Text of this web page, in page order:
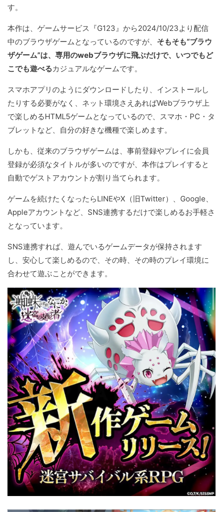
す。
本作は、ゲームサービス『G123』から2024/10/23より配信
中のブラウザゲームとなっているのですが、 そもそも“ブラウ
ザゲーム”は、専用のwebブラウザに飛ぶだけで、いつでもど
こでも遊べるカジュアルなゲームです。
スマホアプリのようにダウンロードしたり、インストールし
たりする必要がなく、ネット環境さえあればWebブラウザ上
で楽しめるHTML5ゲームとなっているので、スマホ・PC・タ
ブレットなど、自分の好きな機種で楽しめます。
しかも、従来のブラウザゲームは、事前登録やプレイに会員
登録が必須なタイトルが多いのですが、本作はプレイすると
自動でゲストアカウントが割り当てられます。
ゲームを続けたくなったらLINEやX（旧Twitter）、Google、
Appleアカウントなど、SNS連携するだけで楽しめるお手軽さ
となっています。
SNS連携すれば、遊んでいるゲームデータが保持されます
し、安心して楽しめるので、その時、その時のプレイ環境に
合わせて遊ぶことができます。